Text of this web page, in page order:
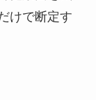
けで断定す